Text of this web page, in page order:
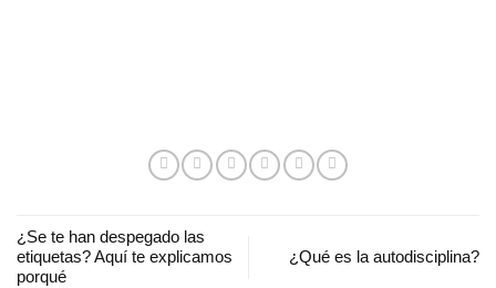
¿Se te han despegado las
etiquetas? Aquí te explicamos
porqué
¿Qué es la autodisciplina?